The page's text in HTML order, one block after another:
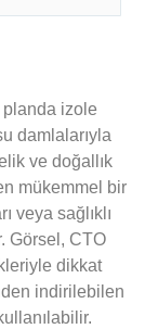
izole
damlalarıyla
ve doğallık
mükemmel bir
veya sağlıklı
Görsel, CTO
dikkat
indirilebilen